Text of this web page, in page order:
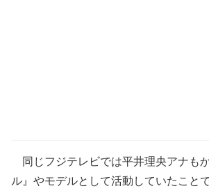
同じフジテレビでは平井理央アナも
ル』やモデルとして活動していたこと